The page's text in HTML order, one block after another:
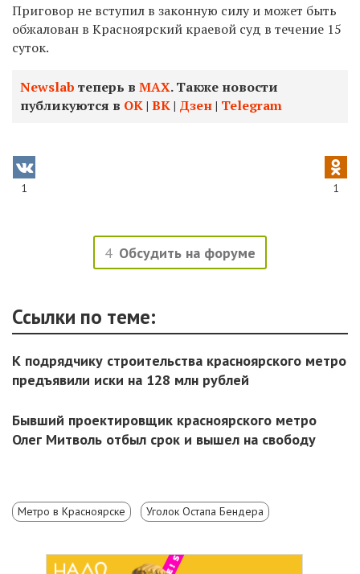
Приговор не вступил в законную силу и может быть
обжалован в Красноярский краевой суд в течение 15
суток.
Newslab теперь в МАХ. Также новости
публикуются в ОК| ВК| Дзен| Telegram
1 1
4 Обсудить на форуме
Ссылки по теме:
К подрядчику строительства красноярского метро
предъявили иски на 128 млн рублей
Бывший проектировщик красноярского метро
Олег Митволь отбыл срок и вышел на свободу
Метро в Красноярске Уголок Остапа Бендера